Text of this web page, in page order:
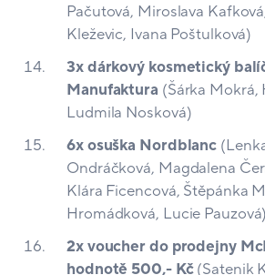
Pačutová, Miroslava
Kleževic, Ivana Poštulková)
3x dárkový kosmetický
Manufaktura (Šárka Mokrá,
Ludmila Nosková)
6x osuška Nordblanc
Ondráčková, Magdalena
Klára Ficencová, Štěpánka
Hromádková, Lucie Pauzová)
2x voucher do prodejny
hodnotě 500,- Kč(Satenik